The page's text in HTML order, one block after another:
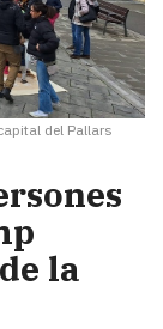
del Pallars
la